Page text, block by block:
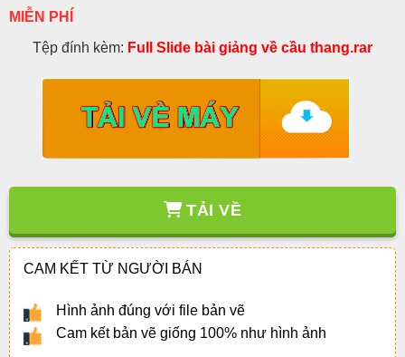
of
MIỄN PHÍ
Tệp đính kèm: Full Slide bài giảng về cầu thang.rar
TẢI VỀ
CAM KẾT TỪ NGƯỜI BÁN
Hình ảnh đúng với file bản vẽ
Cam kết bản vẽ giống 100% như hình ảnh